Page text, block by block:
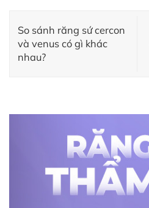
So sánh răng sứ cercon
và venus có gì khác
nhau?